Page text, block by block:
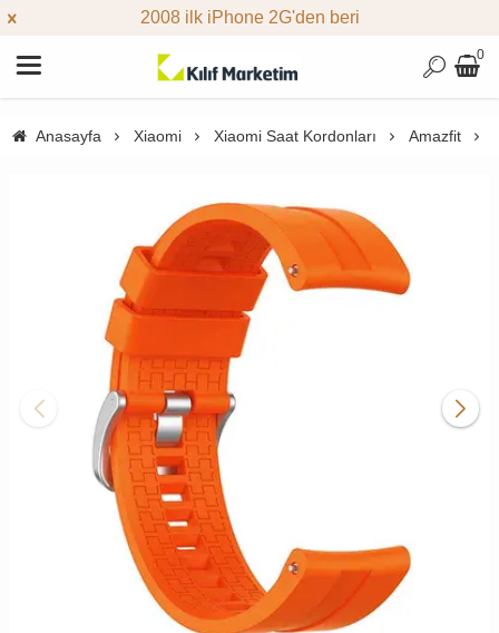
2008 ilk iPhone 2G'den beri
0
Anasayfa Xiaomi Xiaomi Saat Kordonları Amazfit